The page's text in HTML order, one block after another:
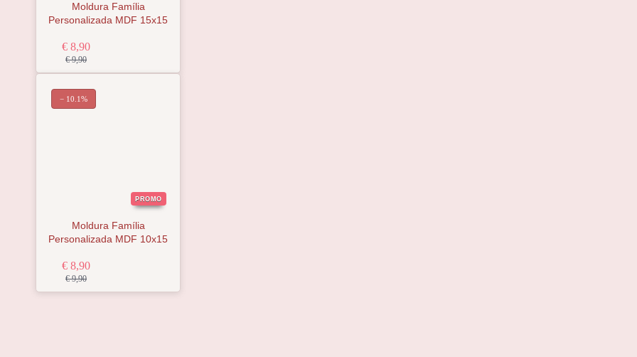
Moldura Família
Personalizada MDF 15x15
€ 8,90
€ 9,90
PROMO
Moldura Família
Personalizada MDF 10x15
€ 8,90
€ 9,90
− 10.1%